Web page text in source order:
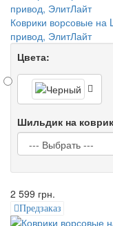
Коврики ворсовые
привод, ЭлитЛайт
Цвета:
Шильдик на
2 599 грн.
Предзаказ